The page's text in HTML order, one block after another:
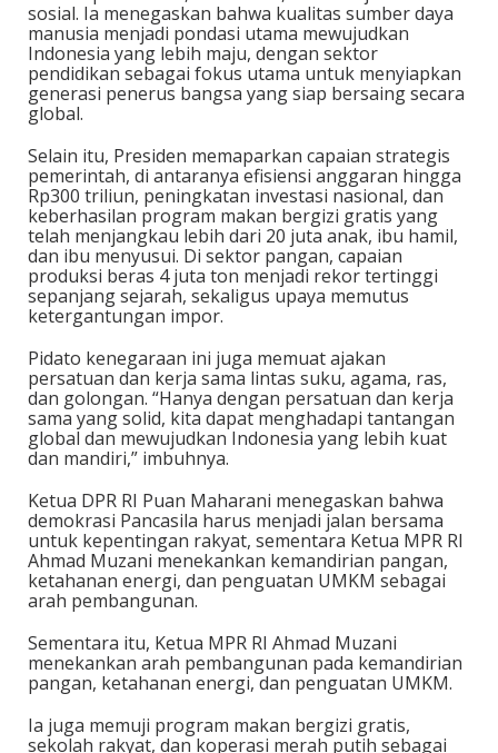
sosial. Ia menegaskan bahwa kualitas sumber daya
manusia menjadi pondasi utama mewujudkan
Indonesia yang lebih maju, dengan sektor
pendidikan sebagai fokus utama untuk menyiapkan
generasi penerus bangsa yang siap bersaing secara
global.
Selain itu, Presiden memaparkan capaian strategis
pemerintah, di antaranya efisiensi anggaran hingga
Rp300 triliun, peningkatan investasi nasional, dan
keberhasilan program makan bergizi gratis yang
telah menjangkau lebih dari 20 juta anak, ibu hamil,
dan ibu menyusui. Di sektor pangan, capaian
produksi beras 4 juta ton menjadi rekor tertinggi
sepanjang sejarah, sekaligus upaya memutus
ketergantungan impor.
Pidato kenegaraan ini juga memuat ajakan
persatuan dan kerja sama lintas suku, agama, ras,
dan golongan. “Hanya dengan persatuan dan kerja
sama yang solid, kita dapat menghadapi tantangan
global dan mewujudkan Indonesia yang lebih kuat
dan mandiri,” imbuhnya.
Ketua DPR RI Puan Maharani menegaskan bahwa
demokrasi Pancasila harus menjadi jalan bersama
untuk kepentingan rakyat, sementara Ketua MPR RI
Ahmad Muzani menekankan kemandirian pangan,
ketahanan energi, dan penguatan UMKM sebagai
arah pembangunan.
Sementara itu, Ketua MPR RI Ahmad Muzani
menekankan arah pembangunan pada kemandirian
pangan, ketahanan energi, dan penguatan UMKM.
Ia juga memuji program makan bergizi gratis,
sekolah rakyat, dan koperasi merah putih sebagai